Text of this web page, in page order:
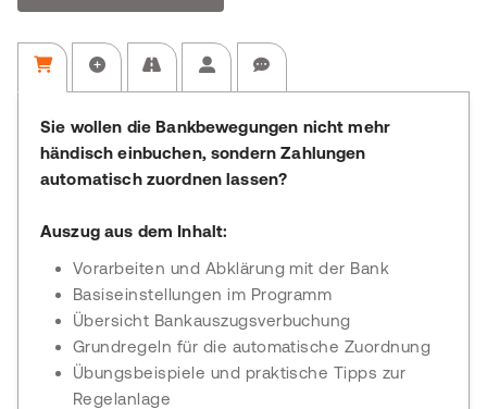
Sie wollen die Bankbewegungen nicht mehr
händisch einbuchen, sondern Zahlungen
automatisch zuordnen lassen?
Auszug aus dem Inhalt:
Vorarbeiten und Abklärung mit der Bank
Basiseinstellungen im Programm
Übersicht Bankauszugsverbuchung
Grundregeln für die automatische Zuordnung
Übungsbeispiele und praktische Tipps zur
Regelanlage